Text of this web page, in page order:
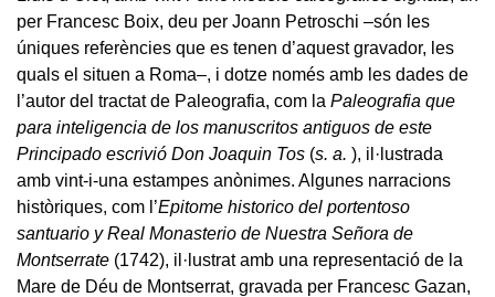
per Francesc Boix, deu per Joann Petroschi –són les
úniques referències que es tenen d’aquest gravador, les
quals el situen a Roma–, i dotze només amb les dades de
l’autor del tractat de Paleografia, com la Paleografia que
para inteligencia de los manuscritos antiguos de este
Principado escrivió Don Joaquin Tos (s. a. ), il·lustrada
amb vint-i-una estampes anònimes. Algunes narracions
històriques, com l’Epitome historico del portentoso
santuario y Real Monasterio de Nuestra Señora de
Montserrate (1742), il·lustrat amb una representació de la
Mare de Déu de Montserrat, gravada per Francesc Gazan,